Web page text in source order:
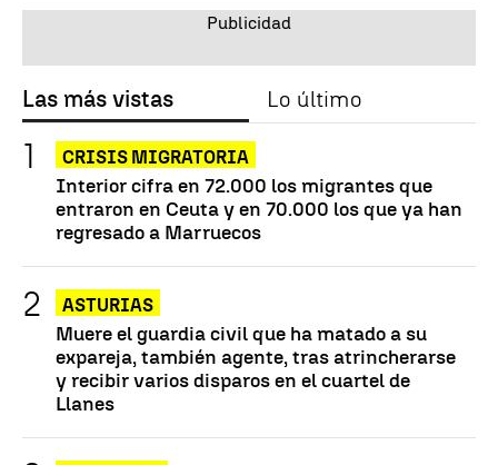
Las más vistas Lo último
CRISIS MIGRATORIA
Interior cifra en 72.000 los migrantes que
entraron en Ceuta y en 70.000 los que ya han
regresado a Marruecos
ASTURIAS
Muere el guardia civil que ha matado a su
expareja, también agente, tras atrincherarse
y recibir varios disparos en el cuartel de
Llanes